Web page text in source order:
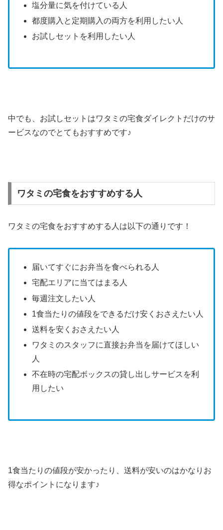
塩分量に気を付けている人
都度購入と定期購入の両方を利用したい人
お試しセットを利用したい人
中でも、お試しセットはワタミの宅食ダイレクトだけのサ
ービスなのでとてもおすすめです♪
ワタミの宅食をおすすめする人
ワタミの宅食をおすすめする人は以下の通りです！
届いてすぐにお弁当を食べられる人
宅配エリアに当てはまる人
毎週注文したい人
1食当たりの値段をできるだけ安くおさえたい人
送料を安くおさえたい人
ワタミのスタッフに直接お弁当を届けてほしい
人
不在時の宅配ボックスの貸し出しサービスを利
用したい
1食当たりの値段が安かったり、送料が安いのはかなりお
得なポイントになります♪